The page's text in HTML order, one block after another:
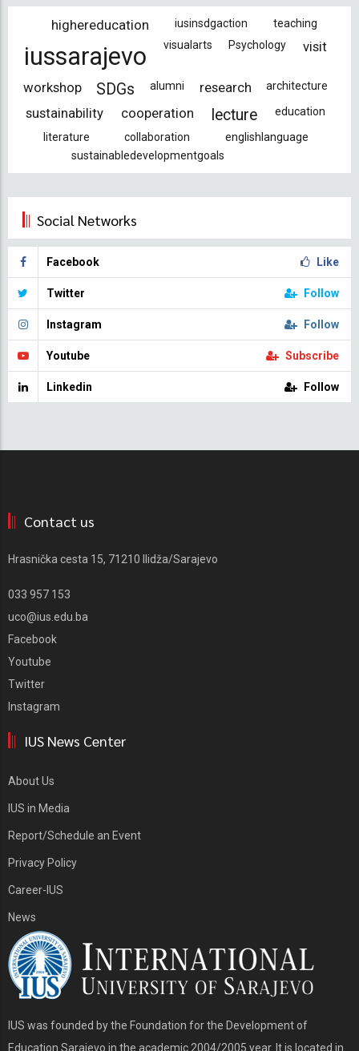
highereducation iusinsdgaction teaching
iussarajevo visualarts Psychology visit
workshop SDGs alumni research architecture
sustainability cooperation lecture
education
literature
collaboration
englishlanguage
sustainabledevelopmentgoals
Social Networks
Facebook Like
Twitter Follow
Instagram Follow
Youtube Subscribe
Linkedin Follow
Contact us
Hrasnička cesta 15, 71210 Ilidža/Sarajevo
033 957 153
uco@ius.edu.ba
Facebook
Youtube
Twitter
Instagram
IUS News Center
About Us
IUS in Media
Report/Schedule an Event
Privacy Policy
Career-IUS
News
IUS was founded by the Foundation for the Development of
Education Sarajevo in the academic 2004/2005 year. It is located in